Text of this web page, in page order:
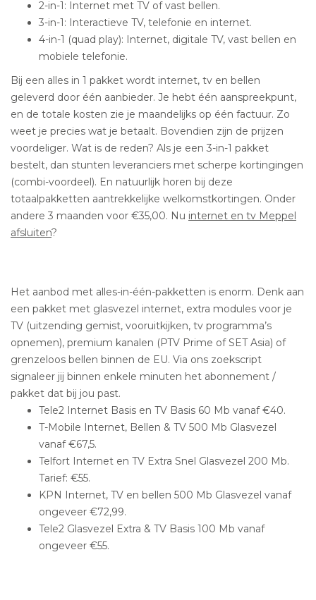
2-in-1: Internet met TV of vast bellen.
3-in-1: Interactieve TV, telefonie en internet.
4-in-1 (quad play): Internet, digitale TV, vast bellen en
mobiele telefonie.
Bij een alles in 1 pakket wordt internet, tv en bellen
geleverd door één aanbieder. Je hebt één aanspreekpunt,
en de totale kosten zie je maandelijks op één factuur. Zo
weet je precies wat je betaalt. Bovendien zijn de prijzen
voordeliger. Wat is de reden? Als je een 3-in-1 pakket
bestelt, dan stunten leveranciers met scherpe kortingingen
(combi-voordeel). En natuurlijk horen bij deze
totaalpakketten aantrekkelijke welkomstkortingen. Onder
andere 3 maanden voor €35,00. Nu internet en tv Meppel
afsluiten?
Het aanbod met alles-in-één-pakketten is enorm. Denk aan
een pakket met glasvezel internet, extra modules voor je
TV (uitzending gemist, vooruitkijken, tv programma’s
opnemen), premium kanalen (PTV Prime of SET Asia) of
grenzeloos bellen binnen de EU. Via ons zoekscript
signaleer jij binnen enkele minuten het abonnement /
pakket dat bij jou past.
Tele2 Internet Basis en TV Basis 60 Mb vanaf €40.
T-Mobile Internet, Bellen & TV 500 Mb Glasvezel
vanaf €67,5.
Telfort Internet en TV Extra Snel Glasvezel 200 Mb.
Tarief: €55.
KPN Internet, TV en bellen 500 Mb Glasvezel vanaf
ongeveer €72,99.
Tele2 Glasvezel Extra & TV Basis 100 Mb vanaf
ongeveer €55.